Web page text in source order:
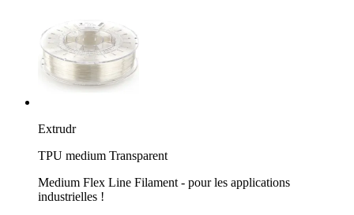
Extrudr
TPU medium Transparent
Medium Flex Line Filament - pour les applications
industrielles !